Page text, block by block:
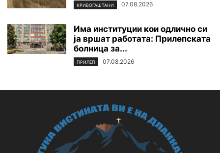
КРИВОГАШТАНИ 07.08.2026
Има институции кои одлично си
ја вршат работата: Прилепската
болница за...
ПРИЛЕП 07.08.2026